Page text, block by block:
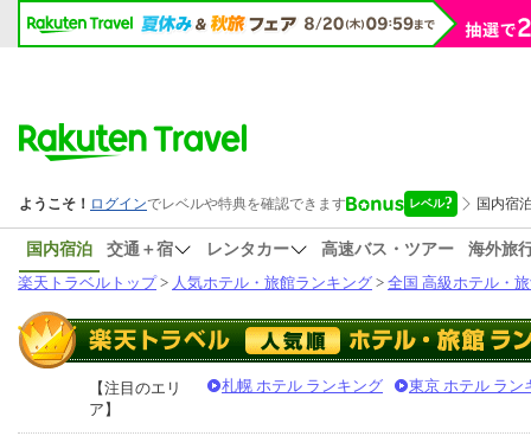
国内宿泊 交通＋宿 レンタカー 高速バス・ツアー
海外旅
楽天トラベルトップ> 人気ホテル・旅館ランキング > 全国 高級ホテル・
【注目のエリ
ア】
札幌 ホテル ランキング 東京 ホテル ラン